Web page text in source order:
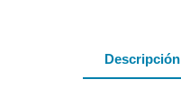
Descripción